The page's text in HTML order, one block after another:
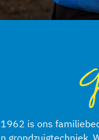
is ons
grondzuigtechniek.